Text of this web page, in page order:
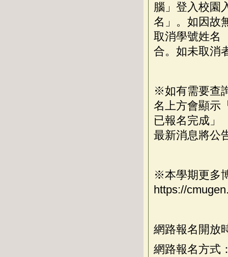
腦」登入校園
名」。如因故
取消學號姓名
合。如未取消
※如有需要查
名上方會顯示
已報名完成」
最新消息將公
※本學期更多
https://
網路報名開放
網路報名方式